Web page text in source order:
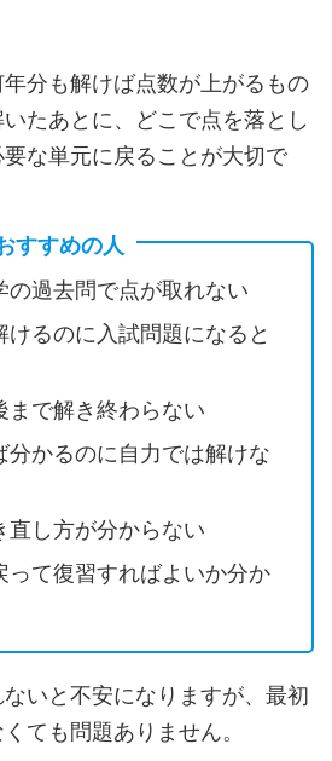
分も解けば点数が上がるもの
たあとに、どこで点を落とし
な単元に戻ることが大切で
すすめの人
の過去問で点が取れない
けるのに入試問題になると
まで解き終わらない
分かるのに自力では解けな
直し方が分からない
って復習すればよいか分か
いと不安になりますが、最初
ても問題ありません。